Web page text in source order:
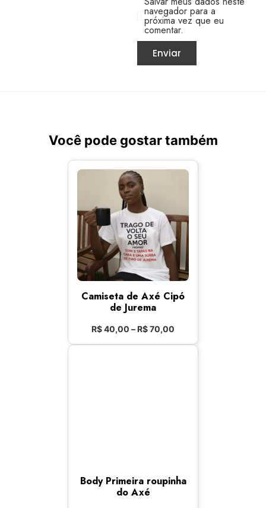
navegador para a
próxima vez que eu
comentar.
Você pode gostar também
Camiseta de Axé Cipó
de Jurema
R$40,00 –R$70,00
Body Primeira roupinha
do Axé